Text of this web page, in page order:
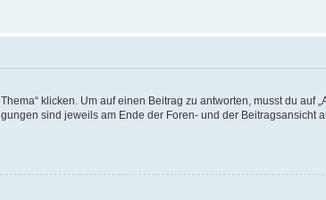
klicken. Um auf einen Beitrag zu antworten, musst du auf
sind jeweils am Ende der Foren- und der Beitragsansicht